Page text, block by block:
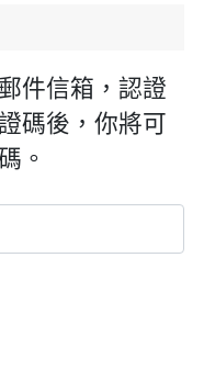
件信箱，認證
碼後，你將可
。